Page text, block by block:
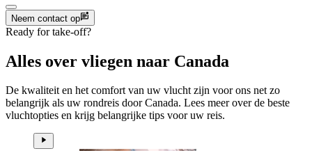
Neem contact op
Ready for take-off?
Alles over vliegen naar Canada
De kwaliteit en het comfort van uw vlucht zijn voor ons net zo
belangrijk als uw rondreis door Canada. Lees meer over de beste
vluchtopties en krijg belangrijke tips voor uw reis.